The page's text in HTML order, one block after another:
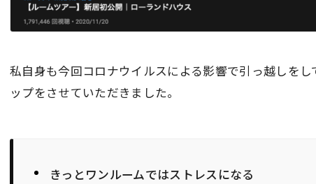
私自身も今回コロナウイルスによる影響で引っ越しを
ップをさせていただきました。
きっとワンルームではストレスになる